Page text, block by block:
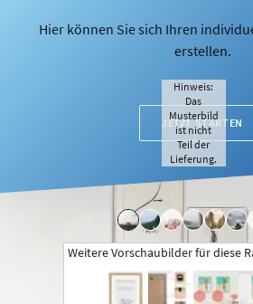
Hier können Sie sich Ihren
erstellen.
JETZT STARTEN
Hinweis:
Das
Musterbild
ist nicht
Teil der
Lieferung.
Weitere Vorschaubilder für diese